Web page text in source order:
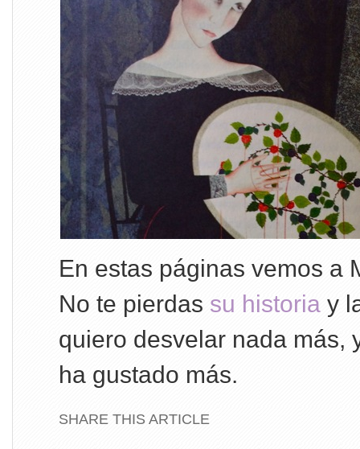
En estas páginas vemos a
No te pierdas su historia y
quiero desvelar nada más,
ha gustado más.
SHARE THIS ARTICLE